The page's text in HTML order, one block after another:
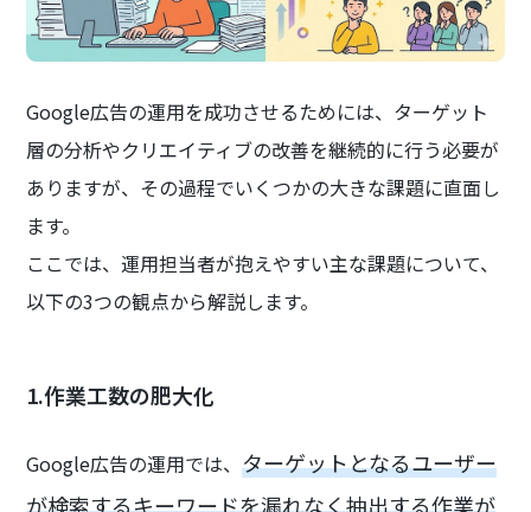
Google広告の運用を成功させるためには、ターゲット
層の分析やクリエイティブの改善を継続的に行う必要が
ありますが、その過程でいくつかの大きな課題に直面し
ます。
ここでは、運用担当者が抱えやすい主な課題について、
以下の3つの観点から解説します。
1.作業工数の肥大化
Google広告の運用では、ターゲットとなるユーザー
が検索するキーワードを漏れなく抽出する作業が